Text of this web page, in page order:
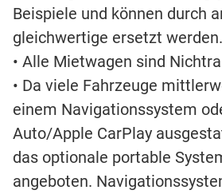
Beispiele und können durch
gleichwertige ersetzt werden.
• Alle Mietwagen sind
• Da viele Fahrzeuge
einem Navigationssystem
Auto/Apple CarPlay
das optionale portable
angeboten.